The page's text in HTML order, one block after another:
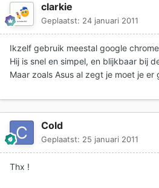
clarkie
Geplaatst: 24 januari 2011
Ikzelf gebruik meestal google
Hij is snel en simpel, en blijkbaar bij
Maar zoals Asus al zegt je moet je er
Cold
Geplaatst: 25 januari 2011
Thx !